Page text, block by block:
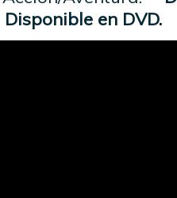
Disponible en DVD.